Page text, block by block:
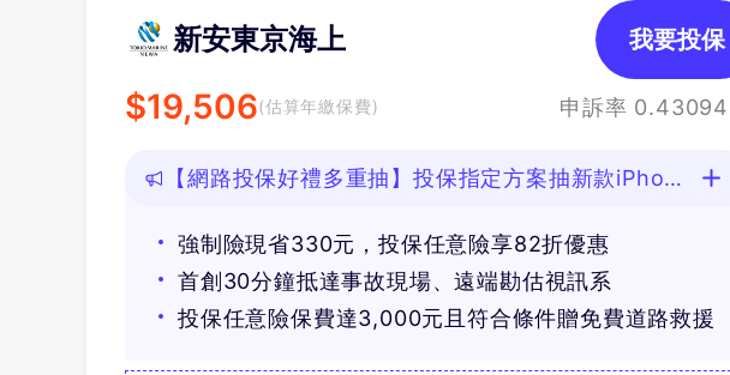
新安東京海上
$19,506(估算年繳保費) 申訴率 0.43094
我要投保
【網路投保好禮多重抽】投保指定方案抽新款iPhone
強制險現省330元，投保任意險享82折優惠
首創30分鐘抵達事故現場、遠端勘估視訊系
投保任意險保費達3,000元且符合條件贈免費道路救援